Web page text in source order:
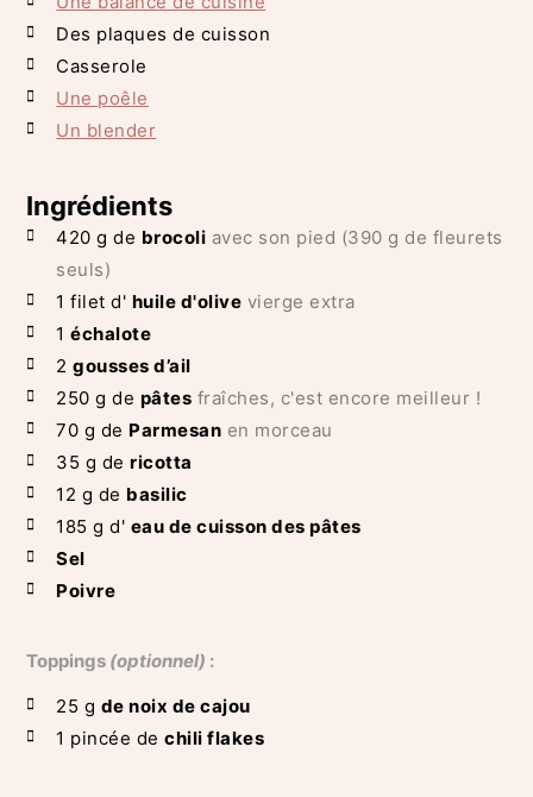
Des plaques de cuisson
Casserole
Une poêle
Un blender
Ingrédients
420 g de brocoli avec son pied (390 g de fleurets
seuls)
1 filet d' huile d'olive vierge extra
1 échalote
2 gousses d’ail
250 g de pâtes fraîches, c'est encore meilleur !
70 g de Parmesan en morceau
35 g de ricotta
12 g de basilic
185 g d' eau de cuisson des pâtes
Sel
Poivre
Toppings (optionnel) :
25 g de noix de cajou
1 pincée de chili flakes